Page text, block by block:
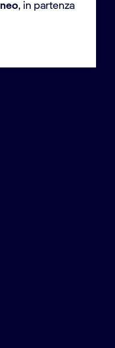
, in partenza